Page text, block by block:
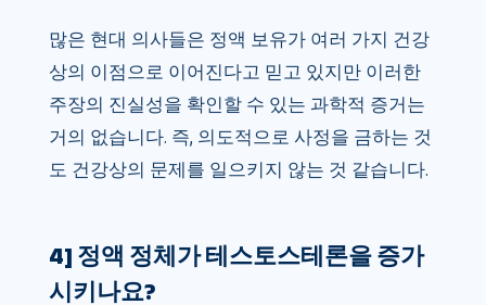
많은 현대 의사들은 정액 보유가 여러 가지 건강
상의 이점으로 이어진다고 믿고 있지만 이러한
주장의 진실성을 확인할 수 있는 과학적 증거는
거의 없습니다. 즉, 의도적으로 사정을 금하는 것
도 건강상의 문제를 일으키지 않는 것 같습니다.
4] 정액 정체가 ​​테스토스테론을 증가
시키나요?